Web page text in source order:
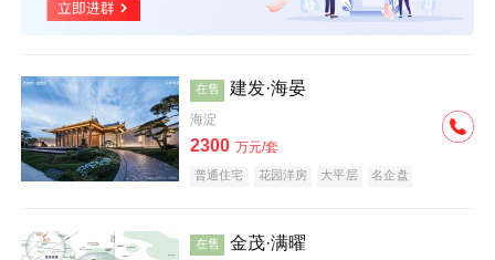
在售 建发·海晏
海淀
2300 万元/套
普通住宅 花园洋房 大平层
名企盘
在售 金茂·满曜